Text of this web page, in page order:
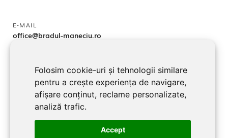
Folosim cookie-uri și tehnologii similare
pentru a crește experiența de navigare,
afișare conținut, reclame personalizate,
analiză trafic.
Accept
E-MAIL
office@bradul-maneciu.ro
ADRESA
jud. Prahova, Localitate Măneciu-Pământeni 107362
URMĂREȘTE-NE